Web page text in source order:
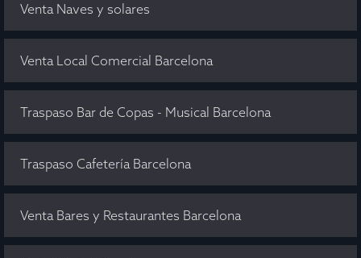
Venta Naves y solares
Venta Local Comercial Barcelona
Traspaso Bar de Copas - Musical Barcelona
Traspaso Cafetería Barcelona
Venta Bares y Restaurantes Barcelona